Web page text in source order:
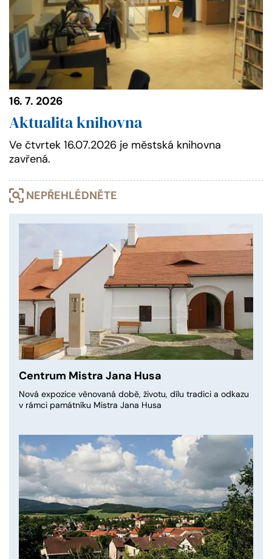
16. 7. 2026
Aktualita knihovna
Ve čtvrtek 16.07.2026 je městská knihovna
zavřená.
NEPŘEHLÉDNĚTE
Centrum Mistra Jana Husa
Nová expozice věnovaná době, životu, dílu tradici a odkazu
v rámci památníku Mistra Jana Husa